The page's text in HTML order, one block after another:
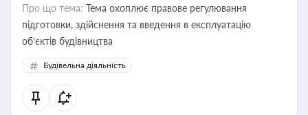
Про що тема: Тема охоплює правове регулювання
підготовки, здійснення та введення в експлуатацію
об’єктів будівництва
Будівельна діяльність